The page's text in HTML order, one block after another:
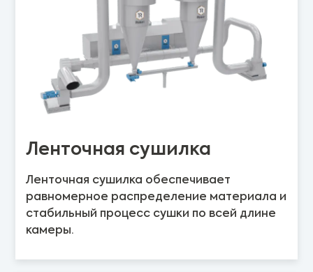
Ленточная сушилка
Ленточная сушилка обеспечивает
равномерное распределение материала и
стабильный процесс сушки по всей длине
камеры.